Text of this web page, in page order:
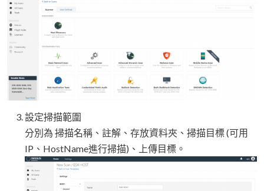
設定掃描範圍
分別為 掃描名稱、註解、存放資料夾、掃描目標 (可用
IP、HostName進行掃描)、上傳目標。